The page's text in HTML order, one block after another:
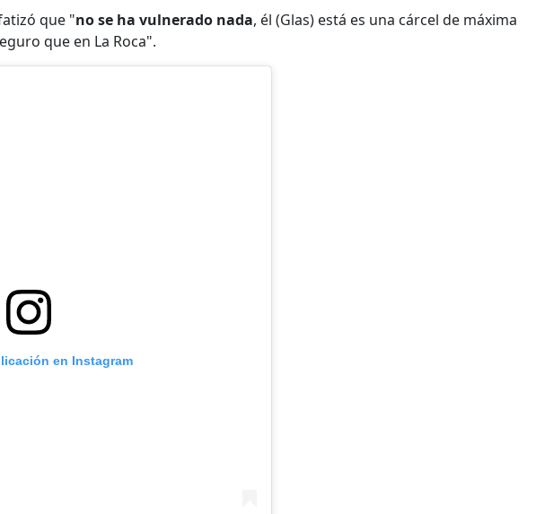
que "no se ha vulnerado nada, él (Glas) está es una cárcel de máxima
que en La Roca".
en Instagram